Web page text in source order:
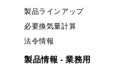
製品ラインアップ
必要換気量計算
法令情報
製品情報 - 業務用